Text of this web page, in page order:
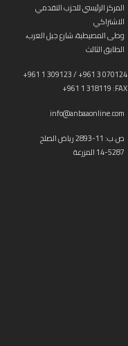
المركز الرئيسي للحزب التقدمي
الاشتراكي
وطى المصيطبة، شارع جبل العرب،
الطابق الثالث
+961 1 309123 / +961 3 070124
+961 1 318119 :FAX
info@anbaaonline.com
ص.ب: 11-2893 رياض الصلح
14-5287 المزرعة